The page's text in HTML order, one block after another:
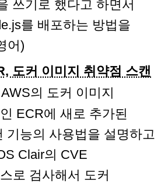
쓰기로 했다고 하면서
를 배포하는 방법을
어)
도커 이미지 취약점 스캔
의 도커 이미지
ECR에 새로 추가된
기능의 사용법을 설명하고
Clair의 CVE
로 검사해서 도커